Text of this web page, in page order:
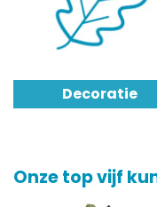
Decoratie
Onze top vijf